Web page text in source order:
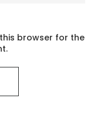
browser for the